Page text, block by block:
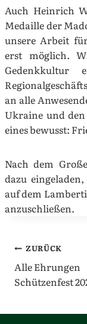
Auch Heinrich
Medaille der
unsere Arbeit
erst möglich.
Gedenkkultur
an alle
Ukraine und
eines bewusst:
Nach dem
dazu
auf dem
anzuschließen.
ZURÜCK
Alle Ehrungen
Schützenfest